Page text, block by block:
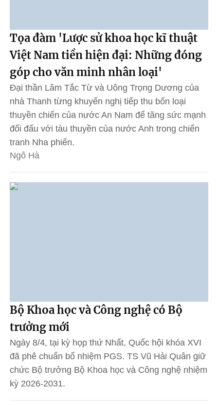
Tọa đàm 'Lược sử khoa học kĩ thuật
Việt Nam tiền hiện đại: Những đóng
góp cho văn minh nhân loại'
Đại thần Lâm Tắc Từ và Uông Trọng Dương của
nhà Thanh từng khuyến nghị tiếp thu bốn loại
thuyền chiến của nước An Nam để tăng sức mạnh
đối đấu với tàu thuyền của nước Anh trong chiến
tranh Nha phiến.
Ngô Hà
Bộ Khoa học và Công nghệ có Bộ
trưởng mới
Ngày 8/4, tại kỳ họp thứ Nhất, Quốc hội khóa XVI
đã phê chuẩn bổ nhiệm PGS. TS Vũ Hải Quân giữ
chức Bộ trưởng Bộ Khoa học và Công nghệ nhiệm
kỳ 2026-2031.